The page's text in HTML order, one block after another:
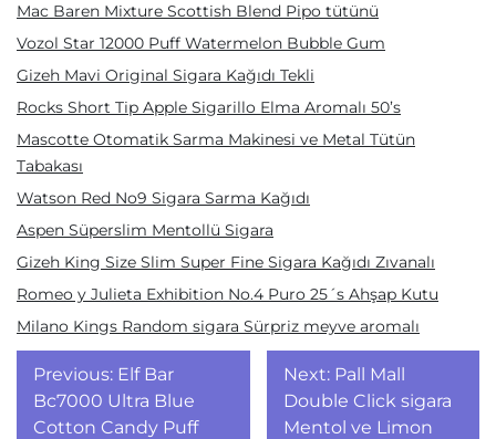
Mac Baren Mixture Scottish Blend Pipo tütünü
Vozol Star 12000 Puff Watermelon Bubble Gum
Gizeh Mavi Original Sigara Kağıdı Tekli
Rocks Short Tip Apple Sigarillo Elma Aromalı 50’s
Mascotte Otomatik Sarma Makinesi ve Metal Tütün
Tabakası
Watson Red No9 Sigara Sarma Kağıdı
Aspen Süperslim Mentollü Sigara
Gizeh King Size Slim Super Fine Sigara Kağıdı Zıvanalı
Romeo y Julieta Exhibition No.4 Puro 25´s Ahşap Kutu
Milano Kings Random sigara Sürpriz meyve aromalı
Yazı
gezinmesi
Previous: Elf Bar
Bc7000 Ultra Blue
Cotton Candy Puff
Next: Pall Mall
Double Click sigara
Mentol ve Limon